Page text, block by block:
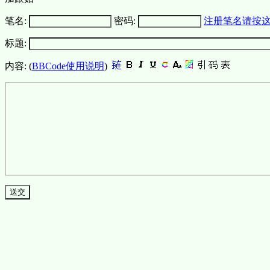
笔名: 密码: 注册笔名请按
标题:
内容: (BBCode使用说明)